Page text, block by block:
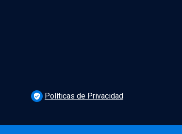
verified_user Políticas de Privacidad